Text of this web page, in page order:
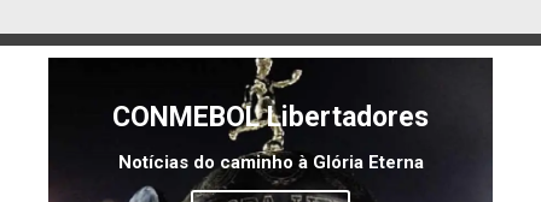
CONMEBOL Libertadores
Notícias do caminho à Glória Eterna